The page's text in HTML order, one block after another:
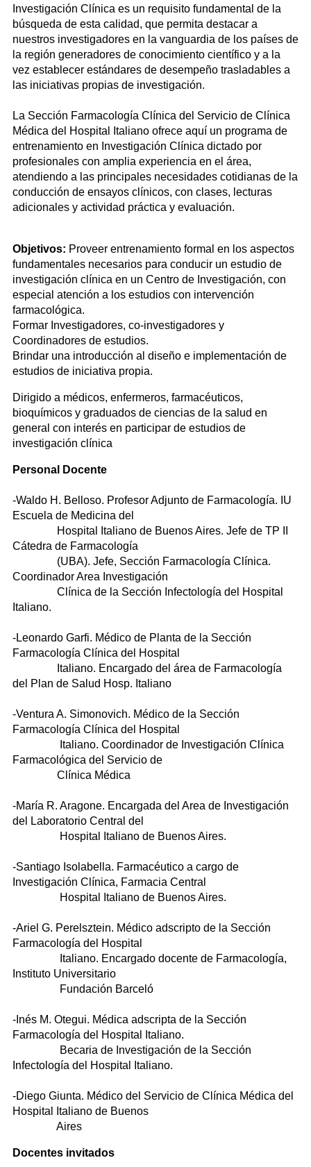
Investigación Clínica es un requisito fundamental de la
búsqueda de esta calidad, que permita destacar a
nuestros investigadores en la vanguardia de los países de
la región generadores de conocimiento científico y a la
vez establecer estándares de desempeño trasladables a
las iniciativas propias de investigación.
La Sección Farmacología Clínica del Servicio de Clínica
Médica del Hospital Italiano ofrece aquí un programa de
entrenamiento en Investigación Clínica dictado por
profesionales con amplia experiencia en el área,
atendiendo a las principales necesidades cotidianas de la
conducción de ensayos clínicos, con clases, lecturas
adicionales y actividad práctica y evaluación.
Objetivos: Proveer entrenamiento formal en los aspectos
fundamentales necesarios para conducir un estudio de
investigación clínica en un Centro de Investigación, con
especial atención a los estudios con intervención
farmacológica.
Formar Investigadores, co-investigadores y
Coordinadores de estudios.
Brindar una introducción al diseño e implementación de
estudios de iniciativa propia.
Dirigido a médicos, enfermeros, farmacéuticos,
bioquímicos y graduados de ciencias de la salud en
general con interés en participar de estudios de
investigación clínica
Personal Docente
-Waldo H. Belloso. Profesor Adjunto de Farmacología. IU
Escuela de Medicina del
Hospital Italiano de Buenos Aires. Jefe de TP II
Cátedra de Farmacología
(UBA). Jefe, Sección Farmacología Clínica.
Coordinador Area Investigación
Clínica de la Sección Infectología del Hospital
Italiano.
-Leonardo Garfi. Médico de Planta de la Sección
Farmacología Clínica del Hospital
Italiano. Encargado del área de Farmacología
del Plan de Salud Hosp. Italiano
-Ventura A. Simonovich. Médico de la Sección
Farmacología Clínica del Hospital
Italiano. Coordinador de Investigación Clínica
Farmacológica del Servicio de
Clínica Médica
-María R. Aragone. Encargada del Area de Investigación
del Laboratorio Central del
Hospital Italiano de Buenos Aires.
-Santiago Isolabella. Farmacéutico a cargo de
Investigación Clínica, Farmacia Central
Hospital Italiano de Buenos Aires.
-Ariel G. Perelsztein. Médico adscripto de la Sección
Farmacología del Hospital
Italiano. Encargado docente de Farmacología,
Instituto Universitario
Fundación Barceló
-Inés M. Otegui. Médica adscripta de la Sección
Farmacología del Hospital Italiano.
Becaria de Investigación de la Sección
Infectología del Hospital Italiano.
-Diego Giunta. Médico del Servicio de Clínica Médica del
Hospital Italiano de Buenos
Aires
Docentes invitados